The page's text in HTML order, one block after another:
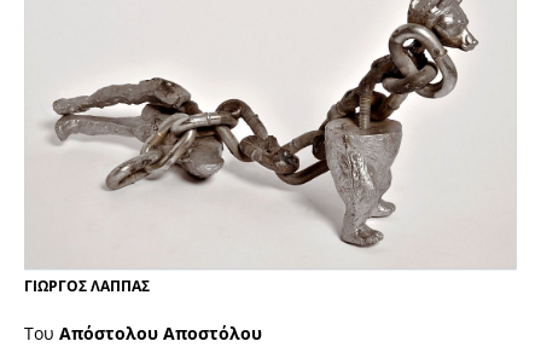
ΓΙΩΡΓΟΣ ΛΑΠΠΑΣ
Toυ Απόστολου Αποστόλου